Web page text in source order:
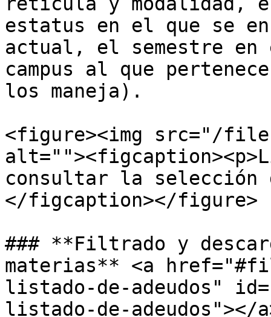
estatus en el que se
actual, el semestre
campus al que
los maneja).
<figure><img src="/
consultar la selección
</figcaption></figure>
### **Filtrado y
materias** <a
listado-de-adeudos"
listado-de-adeudos"></